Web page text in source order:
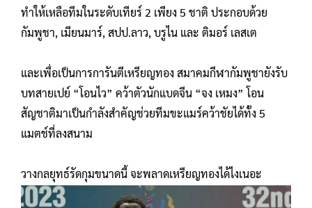
ทำให้เหลือทีมในระดับเทียร์ 2 เพียง 5 ชาติ ประกอบด้วย
กัมพูชา, เมียนมาร์, สปป.ลาว, บรูไน และ ติมอร์ เลสเต
และเพื่อเป็นการการันตีเหรียญทอง สมาคมกีฬากัมพูชายังรับ
บทสายเปย์ “โอนไว” คว้าตัวนักแบดจีน “จง เหมง” โอน
สัญชาติมาเป็นกำลังสำคัญช่วยทีมขะแมร์คว้าชัยได้ทั้ง 5
แมตช์ที่ลงสนาม
วางกลยุทธ์รัดกุมขนาดนี้ จะพลาดเหรียญทองได้ไงเนอะ